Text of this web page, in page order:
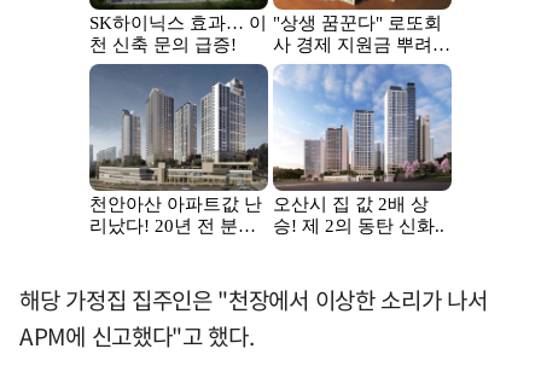
해당 가정집 집주인은 "천장에서 이상한 소리가 나서
APM에 신고했다"고 했다.